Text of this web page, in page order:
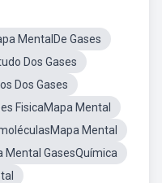
MentalDe Gases
Dos Gases
Dos Gases
FisicaMapa Mental
Mental
Mental GasesQuímica